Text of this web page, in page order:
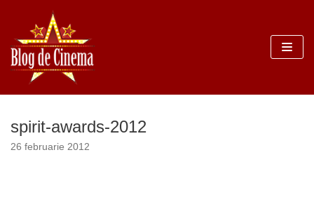
Sari
la
conținut
spirit-awards-2012
26 februarie 2012